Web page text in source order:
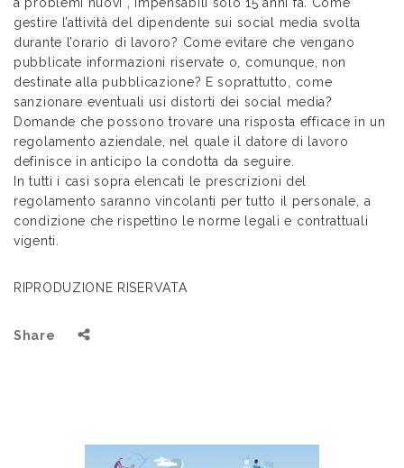
gestire l’attività del dipendente sui social media svolta
durante l’orario di lavoro? Come evitare che vengano
pubblicate informazioni riservate o, comunque, non
destinate alla pubblicazione? E soprattutto, come
sanzionare eventuali usi distorti dei social media?
Domande che possono trovare una risposta efficace in un
regolamento aziendale, nel quale il datore di lavoro
definisce in anticipo la condotta da seguire.
In tutti i casi sopra elencati le prescrizioni del
regolamento saranno vincolanti per tutto il personale, a
condizione che rispettino le norme legali e contrattuali
vigenti.
RIPRODUZIONE RISERVATA
Share